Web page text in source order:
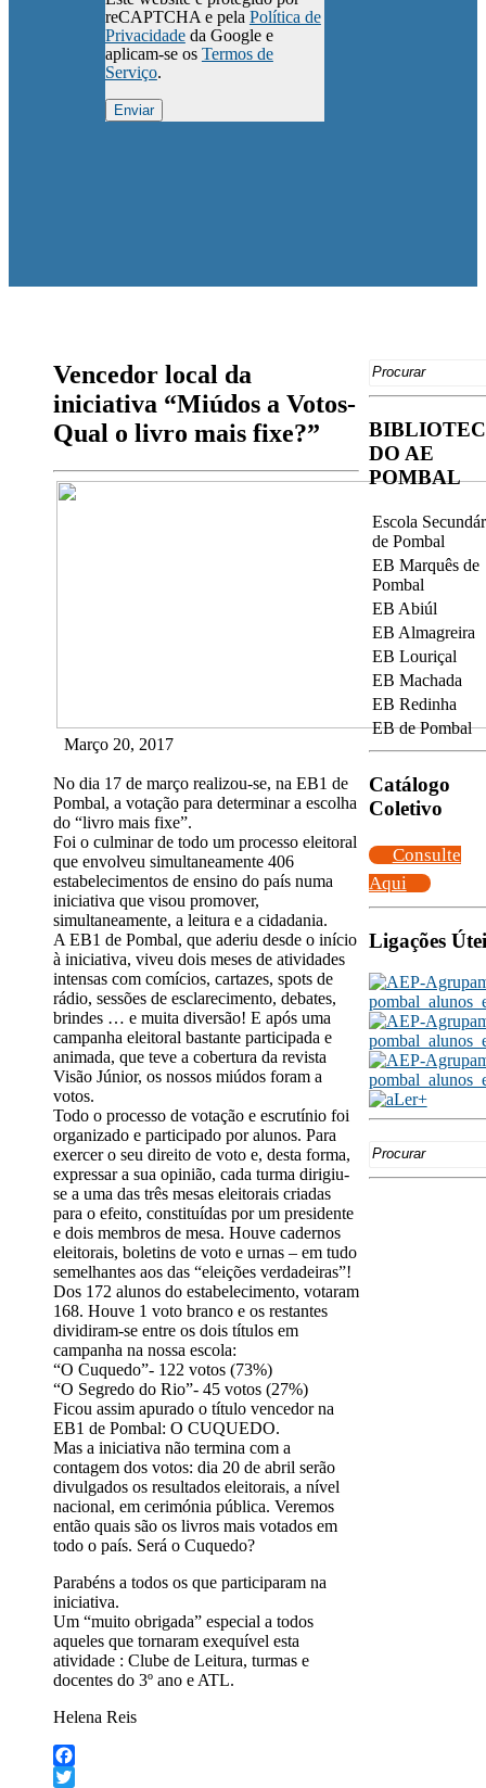
reCAPTCHA e pela Política de
Privacidadeda Google e
aplicam-se os Termos de
Serviço.
Vencedor local da
iniciativa “Miúdos a Votos-
Qual o livro mais fixe?”
Março 20, 2017
No dia 17 de março realizou-se, na EB1 de
Pombal, a votação para determinar a escolha
do “livro mais fixe”.
Foi o culminar de todo um processo eleitoral
que envolveu simultaneamente 406
estabelecimentos de ensino do país numa
iniciativa que visou promover,
simultaneamente, a leitura e a cidadania.
A EB1 de Pombal, que aderiu desde o início
à iniciativa, viveu dois meses de atividades
intensas com comícios, cartazes, spots de
rádio, sessões de esclarecimento, debates,
brindes … e muita diversão! E após uma
campanha eleitoral bastante participada e
animada, que teve a cobertura da revista
Visão Júnior, os nossos miúdos foram a
votos.
Todo o processo de votação e escrutínio foi
organizado e participado por alunos. Para
exercer o seu direito de voto e, desta forma,
expressar a sua opinião, cada turma dirigiu-
se a uma das três mesas eleitorais criadas
para o efeito, constituídas por um presidente
e dois membros de mesa. Houve cadernos
eleitorais, boletins de voto e urnas – em tudo
semelhantes aos das “eleições verdadeiras”!
Dos 172 alunos do estabelecimento, votaram
168. Houve 1 voto branco e os restantes
dividiram-se entre os dois títulos em
campanha na nossa escola:
“O Cuquedo”- 122 votos (73%)
“O Segredo do Rio”- 45 votos (27%)
Ficou assim apurado o título vencedor na
EB1 de Pombal: O CUQUEDO.
Mas a iniciativa não termina com a
contagem dos votos: dia 20 de abril serão
divulgados os resultados eleitorais, a nível
nacional, em cerimónia pública. Veremos
então quais são os livros mais votados em
todo o país. Será o Cuquedo?
Parabéns a todos os que participaram na
iniciativa.
Um “muito obrigada” especial a todos
aqueles que tornaram exequível esta
atividade : Clube de Leitura, turmas e
docentes do 3º ano e ATL.
Helena Reis
Facebook
Search
DO AE
POMBAL
Escola
de Pombal
EB Marquês de
Pombal
EB Abiúl
EB Almagreira
EB Louriçal
EB Machada
EB Redinha
EB de Pombal
Catálogo
Coletivo
Consulte
Aqui
Ligações
Search